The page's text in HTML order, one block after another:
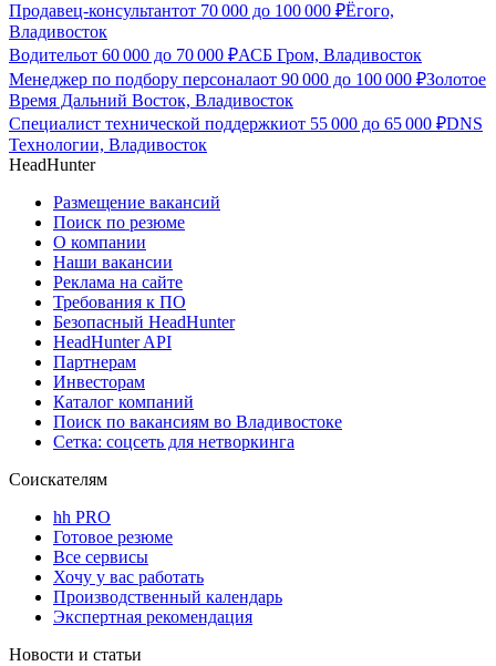
Продавец-консультантот 70 000 до 100 000 ₽Ёгого,
Владивосток
Водительот 60 000 до 70 000 ₽АСБ Гром, Владивосток
Менеджер по подбору персоналаот 90 000 до 100 000 ₽Золотое
Время Дальний Восток, Владивосток
Специалист технической поддержкиот 55 000 до 65 000 ₽DNS
Технологии, Владивосток
HeadHunter
Размещение вакансий
Поиск по резюме
О компании
Наши вакансии
Реклама на сайте
Требования к ПО
Безопасный HeadHunter
HeadHunter API
Партнерам
Инвесторам
Каталог компаний
Поиск по вакансиям во Владивостоке
Сетка: соцсеть для нетворкинга
Соискателям
hh PRO
Готовое резюме
Все сервисы
Хочу у вас работать
Производственный календарь
Экспертная рекомендация
Новости и статьи